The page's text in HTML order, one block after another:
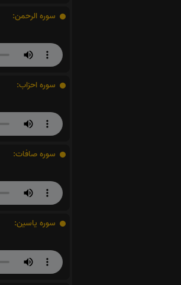
سوره الرحمن:
سوره احزاب:
سوره صافات:
سوره یاسین: